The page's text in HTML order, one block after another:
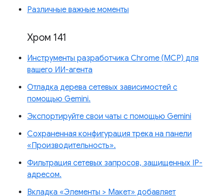
Различные важные моменты
Хром 141
Инструменты разработчика Chrome (MCP) для
вашего ИИ-агента
Отладка дерева сетевых зависимостей с
помощью Gemini.
Экспортируйте свои чаты с помощью Gemini
Сохраненная конфигурация трека на панели
«Производительность».
Фильтрация сетевых запросов, защищенных IP-
адресом.
Вкладка «Элементы > Макет» добавляет